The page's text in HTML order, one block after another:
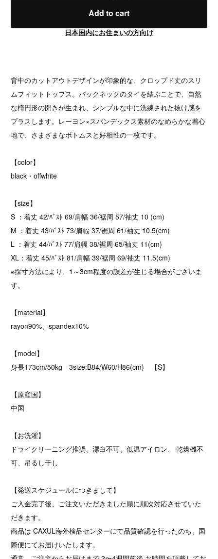
Add to cart
日本国内にお住まいの方向け
背中のカットアウトデザインが印象的な、クロップド丈のスリ
ムフィットトップス。バックネックのタイを結ぶことで、自然
な楕円形の開きが生まれ、シンプルな中に洗練された抜け感を
プラスします。レーヨン×スパンデックス素材のなめらかな着心
地で、さまざまなボトムスと好相性の一枚です。
【color】
black・offwhite
【size】
S ：着丈 42/ﾊﾞｽﾄ 69/肩幅 36/裾周 57/袖丈 10 (cm)
M ：着丈 43/ﾊﾞｽﾄ 73/肩幅 37/裾周 61/袖丈 10.5(cm)
L ：着丈 44/ﾊﾞｽﾄ 77/肩幅 38/裾周 65/袖丈 11(cm)
XL：着丈 45/ﾊﾞｽﾄ 81/肩幅 39/裾周 69/袖丈 11.5(cm)
※採寸方法により、1～3cm程度の誤差が生じる場合がございま
す。
【material】
rayon90%、spandex10%
【model】
身長173cm/50kg 3size:B84/W60/H86(cm) 【S】
【原産国】
中国
【お洗濯】
ドライクリーニング推奨、漂白不可、低温アイロン、 乾燥機不
可、吊るし干し
【発送スケジュールにつきまして】
ご入金完了後、ご注文いただきました順に順次対応させていた
だきます。
商品は CAXUL海外検品センターにて品質確認を行ったのち、国
際便にてお届けいたします。